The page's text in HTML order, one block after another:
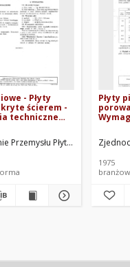
- Płyty
ścierem -
techniczne
Przemysłu Płyt, Sklejek i
Płyty
1975